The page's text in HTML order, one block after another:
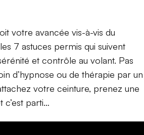
votre avancée vis-à-vis du
7 astuces permis qui suivent
et contrôle au volant. Pas
d’hypnose ou de thérapie par un
votre ceinture, prenez une
c’est parti…